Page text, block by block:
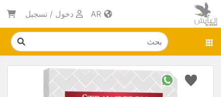
دخول / تسجيل